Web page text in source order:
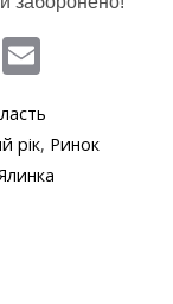
Pr
ai
l
рік, Ринок